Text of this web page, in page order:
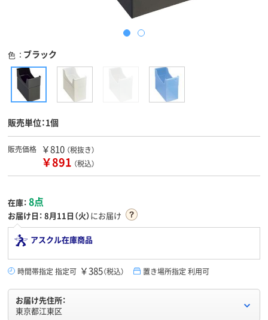
色 ブラック
販売単位：1個
販売価格 ￥810 （税抜き）
￥891 （税込）
在庫： 8点
お届け日： 8月11日（火）にお届け
アスクル在庫商品
時間帯指定 指定可 ￥385（税込） 置き場所指定 利用可
お届け先住所：
東京都江東区